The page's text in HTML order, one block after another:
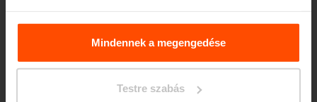
További információért kérjük, látogasson el aPrinciples
Relating to the Processing. Personal Data
Mindennek a megengedése
Testre szabás